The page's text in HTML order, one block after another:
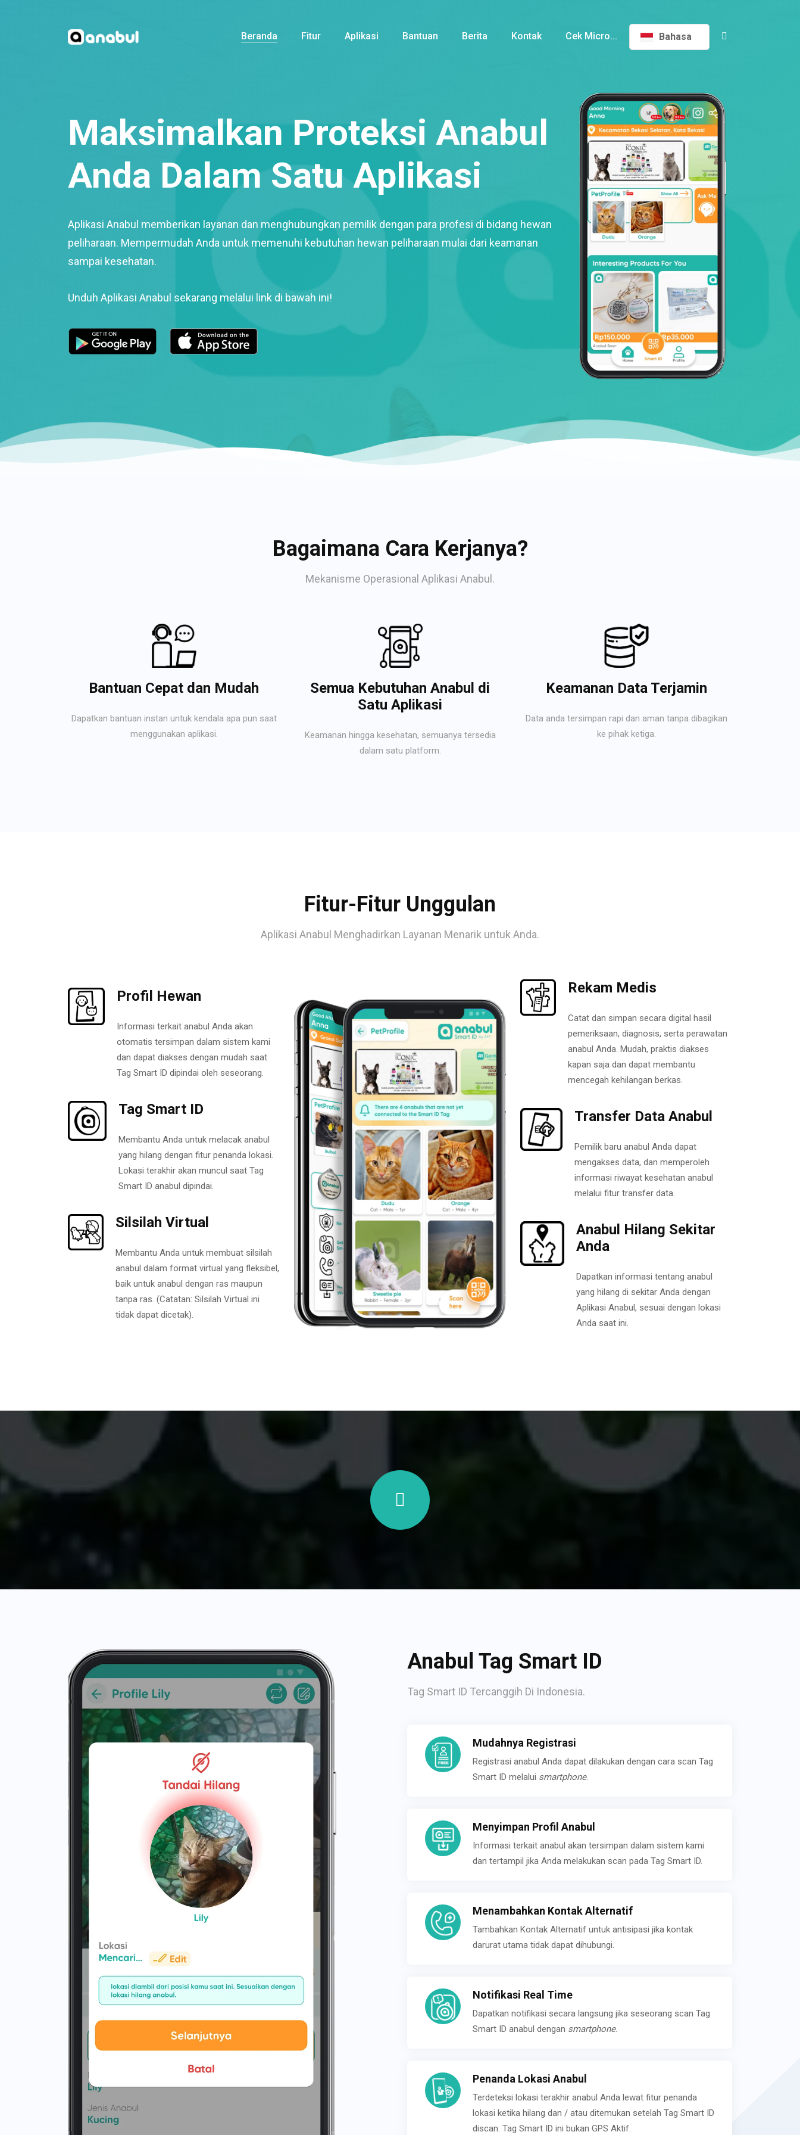
Beranda Fitur Aplikasi Bantuan Berita Kontak Cek Micro... Bahasa
Maksimalkan Proteksi Anabul
Anda Dalam Satu Aplikasi
Aplikasi Anabul memberikan layanan dan menghubungkan pemilik dengan para profesi di bidang hewan
peliharaan. Mempermudah Anda untuk memenuhi kebutuhan hewan peliharaan mulai dari keamanan
sampai kesehatan.
Unduh Aplikasi Anabul sekarang melalui link di bawah ini!
Bagaimana Cara Kerjanya?
Mekanisme Operasional Aplikasi Anabul.
Bantuan Cepat dan Mudah
Dapatkan bantuan instan untuk kendala apa pun saat
menggunakan aplikasi.
Semua Kebutuhan Anabul di
Satu Aplikasi
Keamanan hingga kesehatan, semuanya tersedia
dalam satu platform.
Keamanan Data Terjamin
Data anda tersimpan rapi dan aman tanpa dibagikan
ke pihak ketiga.
Fitur-Fitur Unggulan
Aplikasi Anabul Menghadirkan Layanan Menarik untuk Anda.
Profil Hewan
Informasi terkait anabul Anda akan
otomatis tersimpan dalam sistem kami
dan dapat diakses dengan mudah saat
Tag Smart ID dipindai oleh seseorang.
Tag Smart ID
Membantu Anda untuk melacak anabul
yang hilang dengan fitur penanda lokasi.
Lokasi terakhir akan muncul saat Tag
Smart ID anabul dipindai.
Silsilah Virtual
Membantu Anda untuk membuat silsilah
anabul dalam format virtual yang fleksibel,
baik untuk anabul dengan ras maupun
tanpa ras. (Catatan: Silsilah Virtual ini
tidak dapat dicetak).
Rekam Medis
Catat dan simpan secara digital hasil
pemeriksaan, diagnosis, serta perawatan
anabul Anda. Mudah, praktis diakses
kapan saja dan dapat membantu
mencegah kehilangan berkas.
Transfer Data Anabul
Pemilik baru anabul Anda dapat
mengakses data, dan memperoleh
informasi riwayat kesehatan anabul
melalui fitur transfer data.
Anabul Hilang Sekitar
Anda
Dapatkan informasi tentang anabul
yang hilang di sekitar Anda dengan
Aplikasi Anabul, sesuai dengan lokasi
Anda saat ini.
Anabul Tag Smart ID
Tag Smart ID Tercanggih Di Indonesia.
Mudahnya Registrasi
Registrasi anabul Anda dapat dilakukan dengan cara scan Tag
Smart ID melalui smartphone.
Menyimpan Profil Anabul
Informasi terkait anabul akan tersimpan dalam sistem kami
dan tertampil jika Anda melakukan scan pada Tag Smart ID.
Menambahkan Kontak Alternatif
Tambahkan Kontak Alternatif untuk antisipasi jika kontak
darurat utama tidak dapat dihubungi.
Notifikasi Real Time
Dapatkan notifikasi secara langsung jika seseorang scan Tag
Smart ID anabul dengan smartphone.
Penanda Lokasi Anabul
Terdeteksi lokasi terakhir anabul Anda lewat fitur penanda
lokasi ketika hilang dan / atau ditemukan setelah Tag Smart ID
discan. Tag Smart ID ini bukan GPS Aktif.